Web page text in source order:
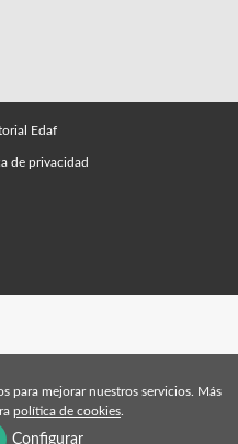
Edaf
de privacidad
para mejorar nuestros servicios. Más
política de cookies
Configurar